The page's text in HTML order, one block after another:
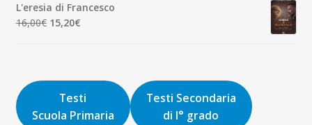
era:
9,00€.
è:
8,55€.
L'eresia di Francesco
16,00€ Il
16,00€.
15,20€Il
15,20€.
Testi
Scuola Primaria
Testi Secondaria
di I° grado